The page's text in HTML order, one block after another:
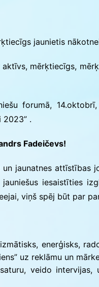
jaunietis
mērķtiecīgs,
forumā,
2023” .
Fadeičevs!
jaunatnes attīstības
iesaistīties
viņš spēj būt par
enerģisks,
uz reklāmu un
veido